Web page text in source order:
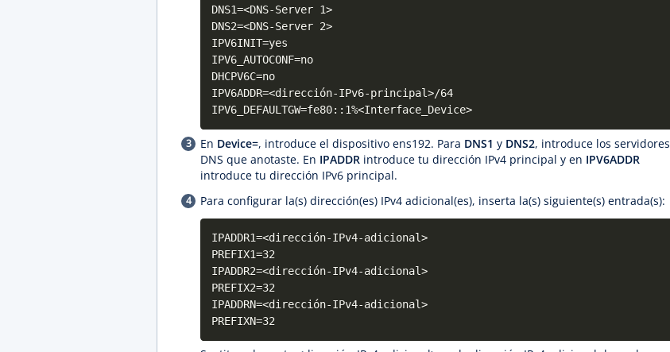
DNS1=<DNS-Server 1>
DNS2=<DNS-Server 2>
IPV6INIT=yes
IPV6_AUTOCONF=no
DHCPV6C=no
IPV6ADDR=<dirección-IPv6-principal>/64
IPV6_DEFAULTGW=fe80::1%<Interface_Device>
En Device=, introduce el dispositivo ens192. Para DNS1 y DNS2, introduce los servidores
DNS que anotaste. En IPADDR introduce tu dirección IPv4 principal y en IPV6ADDR
introduce tu dirección IPv6 principal.
Para configurar la(s) dirección(es) IPv4 adicional(es), inserta la(s) siguiente(s) entrada(s):
IPADDR1=<dirección-IPv4-adicional>
PREFIX1=32
IPADDR2=<dirección-IPv4-adicional>
PREFIX2=32
IPADDRN=<dirección-IPv4-adicional>
PREFIXN=32